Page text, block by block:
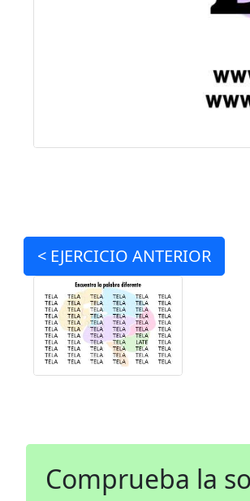
< EJERCICIO ANTERIOR
Comprueba la